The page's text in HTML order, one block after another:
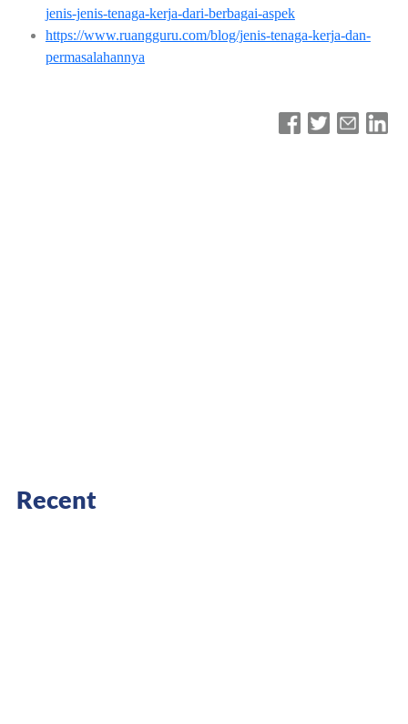
jenis-jenis-tenaga-kerja-dari-berbagai-aspek
https://www.ruangguru.com/blog/jenis-tenaga-kerja-dan-
permasalahannya
Recent